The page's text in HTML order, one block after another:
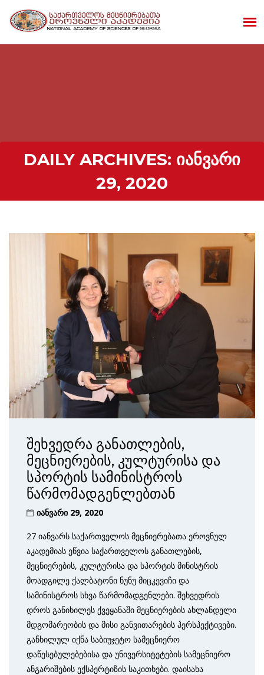
DAILY ARCHIVES: ᲘᲐᲜᲕᲐᲠᲘ
29, 2020
შეხვედრა განათლების,
მეცნიერების, კულტურისა და
სპორტის სამინისტროს
წარმომადგენლებთან
იანვარი 29, 2020
27 იანვარს საქართველოს მეცნიერებათა ეროვნულ
აკადემიას ეწვია საქართველოს განათლების,
მეცნიერების, კულტურისა და სპორტის მინისტრის
მოადგილე ქალბატონი ნუნუ მიცკევიჩი და
სამინისტროს სხვა წარმომადგენლები. შეხვედრის
დროს განიხილეს ქვეყანაში მეცნიერების ახლანდელი
მდგომარეობის და მისი განვითარების პერსპექტივები.
განხილულ იქნა საბიუჯეტო სამეცნიერო
დაწესებულებებისა და უნივერსიტეტების სამეცნიერო
ანგარიშების ექსპერტიზის საკითხები. დაისახა